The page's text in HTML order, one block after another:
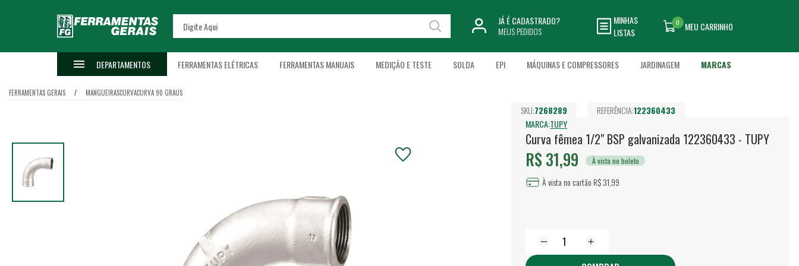
JÁ É CADASTRADO?
MEUS PEDIDOS
MINHAS
LISTAS
MEU CARRINHO
0
DEPARTAMENTOS FERRAMENTAS ELÉTRICAS FERRAMENTAS MANUAIS MEDIÇÃO E TESTE SOLDA EPI MÁQUINAS E COMPRESSORES JARDINAGEM MARCAS
FERRAMENTAS GERAIS MANGUEIRASCURVACURVA 90 GRAUS
SKU:7268289 REFERÊNCIA:122360433
MARCA:TUPY
Curva fêmea 1/2" BSP galvanizada 122360433 - TUPY
R$ 31,99 À vista no boleto
À vista no cartão R$ 31,99